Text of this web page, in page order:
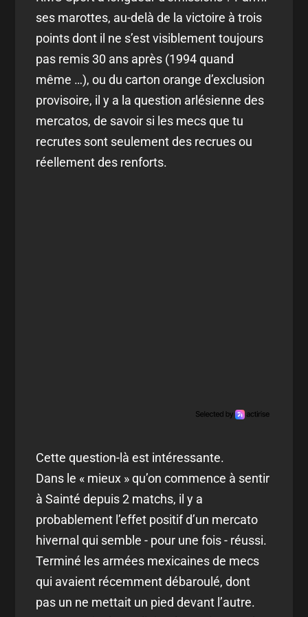
ses marottes, au-delà de la victoire à trois
points dont il ne s’est visiblement toujours
pas remis 30 ans après (1994 quand
même …), ou du carton orange d’exclusion
provisoire, il y a la question arlésienne des
mercatos, de savoir si les mecs que tu
recrutes sont seulement des recrues ou
réellement des renforts.
Cette question-là est intéressante.
Dans le « mieux » qu’on commence à sentir
à Sainté depuis 2 matchs, il y a
probablement l’effet positif d’un mercato
hivernal qui semble - pour une fois - réussi.
Terminé les armées mexicaines de mecs
qui avaient récemment débaroulé, dont
pas un ne mettait un pied devant l’autre.